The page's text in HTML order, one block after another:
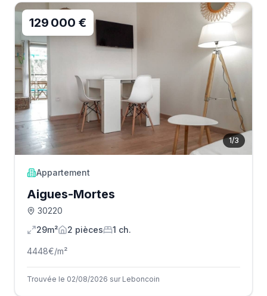
1/3
129 000 €
Appartement
Aigues-Mortes
30220
29m²
2 pièces 1 ch.
4448€/m²
Trouvée le 02/08/2026 sur Leboncoin